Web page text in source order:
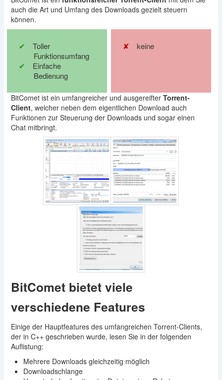
auch die Art und Umfang des Downloads gezielt steuern
können.
Toller
Funktionsumfang
Einfache
Bedienung
keine
BitComet ist ein umfangreicher und ausgereifter Torrent-
Client, welcher neben dem eigentlichen Download auch
Funktionen zur Steuerung der Downloads und sogar einen
Chat mitbringt.
BitComet bietet viele
verschiedene Features
Einige der Hauptfeatures des umfangreichen Torrent-Clients,
der in C++ geschrieben wurde, lesen Sie in der folgenden
Auflistung:
Mehrere Downloads gleichzeitig möglich
Downloadschlange